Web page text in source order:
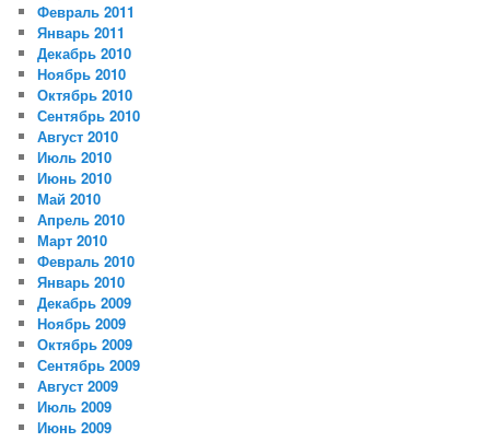
Февраль 2011
Январь 2011
Декабрь 2010
Ноябрь 2010
Октябрь 2010
Сентябрь 2010
Август 2010
Июль 2010
Июнь 2010
Май 2010
Апрель 2010
Март 2010
Февраль 2010
Январь 2010
Декабрь 2009
Ноябрь 2009
Октябрь 2009
Сентябрь 2009
Август 2009
Июль 2009
Июнь 2009